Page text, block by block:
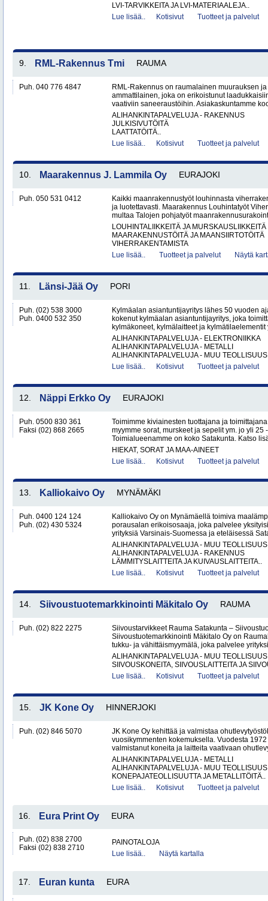
LVI-TARVIKKEITA JA LVI-MATERIAALEJA..
Lue lisää..
Kotisivut Tuotteet ja palvelut
9. RML-Rakennus Tmi RAUMA
Puh. 040 776 4847
RML-Rakennus on raumalainen muurauksen
ammattilainen, joka on erikoistunut
vaativiin saneeraustöihin. Asiakaskuntamme
ALIHANKINTAPALVELUJA - RAKENNUS
JULKISIVUTÖITÄ
LAATTATÖITÄ..
Lue lisää..
Kotisivut Tuotteet ja palvelut
10. Maarakennus J. Lammila Oy EURAJOKI
Puh. 050 531 0412
Kaikki maanrakennustyöt louhinnasta
ja luotettavasti. Maarakennus Louhintatyöt
multaa Talojen pohjatyöt
LOUHINTALIIKKEITÄ JA MURSKAUSLIIKKEITÄ
MAARAKENNUSTÖITÄ JA MAANSIIRTOTÖITÄ
VIHERRAKENTAMISTA
Lue lisää..
Tuotteet ja palvelut Näytä
11. Länsi-Jää Oy PORI
Puh. (02) 538 3000
Puh. 0400 532 350
Kylmäalan asiantuntijayritys lähes 50 vuoden
kokenut kylmäalan asiantuntijayritys, joka
kylmäkoneet, kylmälaitteet ja kylmätilaelementit
ALIHANKINTAPALVELUJA - ELEKTRONIIKKA
ALIHANKINTAPALVELUJA - METALLI
ALIHANKINTAPALVELUJA - MUU
Lue lisää..
Kotisivut Tuotteet ja palvelut
12. Näppi Erkko Oy EURAJOKI
Puh. 0500 830 361
Faksi (02) 868 2665
Toimimme kiviainesten tuottajana ja
myymme sorat, murskeet ja sepelit ym. jo yli 25
Toimialueenamme on koko Satakunta. Katso
HIEKAT, SORAT JA MAA-AINEET
Lue lisää..
Kotisivut Tuotteet ja palvelut
13. Kalliokaivo Oy MYNÄMÄKI
Puh. 0400 124 124
Puh. (02) 430 5324
Kalliokaivo Oy on Mynämäellä toimiva
porausalan erikoisosaaja, joka palvelee
yrityksiä Varsinais-Suomessa ja eteläisessä
ALIHANKINTAPALVELUJA - MUU TEOLLISUUS
ALIHANKINTAPALVELUJA - RAKENNUS
LÄMMITYSLAITTEITA JA KUIVAUSLAITTEITA..
Lue lisää..
Kotisivut Tuotteet ja palvelut
14. Siivoustuotemarkkinointi Mäkitalo Oy RAUMA
Puh. (02) 822 2275
Siivoustarvikkeet Rauma Satakunta –
Siivoustuotemarkkinointi Mäkitalo Oy on
tukku- ja vähittäismyymälä, joka palvelee
ALIHANKINTAPALVELUJA - MUU TEOLLISUUS
SIIVOUSKONEITA, SIIVOUSLAITTEITA JA
Lue lisää..
Kotisivut Tuotteet ja palvelut
15. JK Kone Oy HINNERJOKI
Puh. (02) 846 5070
JK Kone Oy kehittää ja valmistaa
vuosikymmenten kokemuksella. Vuodesta
valmistanut koneita ja laitteita vaativaan
ALIHANKINTAPALVELUJA - METALLI
ALIHANKINTAPALVELUJA - MUU TEOLLISUUS
KONEPAJATEOLLISUUTTA JA METALLITÖITÄ..
Lue lisää..
Kotisivut Tuotteet ja palvelut
16. Eura Print Oy EURA
Puh. (02) 838 2700
Faksi (02) 838 2710
PAINOTALOJA
Lue lisää..
Näytä kartalla
17. Euran kunta EURA